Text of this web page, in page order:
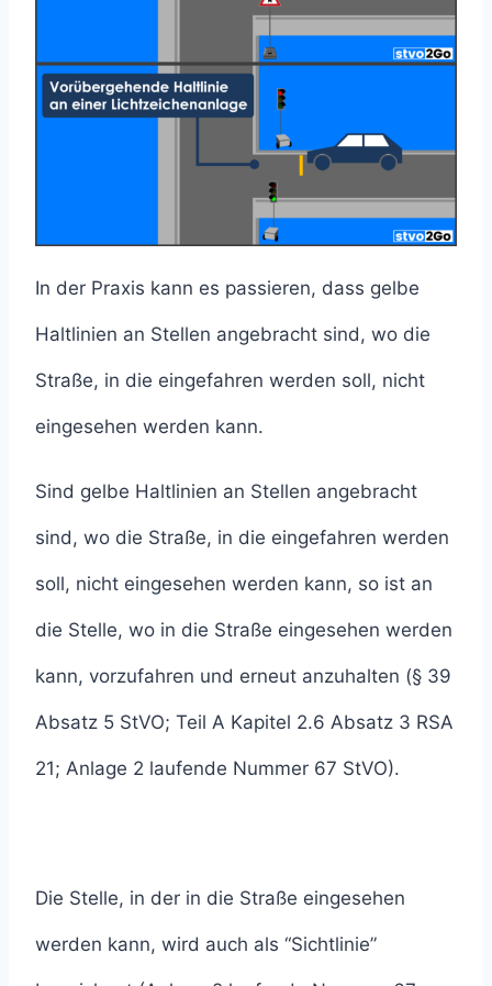
In der Praxis kann es passieren, dass gelbe
Haltlinien an Stellen angebracht sind, wo die
Straße, in die eingefahren werden soll, nicht
eingesehen werden kann.
Sind gelbe Haltlinien an Stellen angebracht
sind, wo die Straße, in die eingefahren werden
soll, nicht eingesehen werden kann, so ist an
die Stelle, wo in die Straße eingesehen werden
kann, vorzufahren und erneut anzuhalten (§ 39
Absatz 5 StVO; Teil A Kapitel 2.6 Absatz 3 RSA
21; Anlage 2 laufende Nummer 67 StVO).
Die Stelle, in der in die Straße eingesehen
werden kann, wird auch als “Sichtlinie”